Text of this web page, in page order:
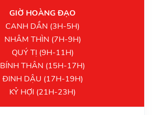
GIỜ HOÀNG ĐẠO
CANH DẦN (3H-5H)
NHÂM THÌN (7H-9H)
QUÝ TỊ (9H-11H)
BÍNH THÂN (15H-17H)
ĐINH DẬU (17H-19H)
KỶ HỢI (21H-23H)